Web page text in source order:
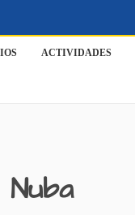
ACTIVIDADES